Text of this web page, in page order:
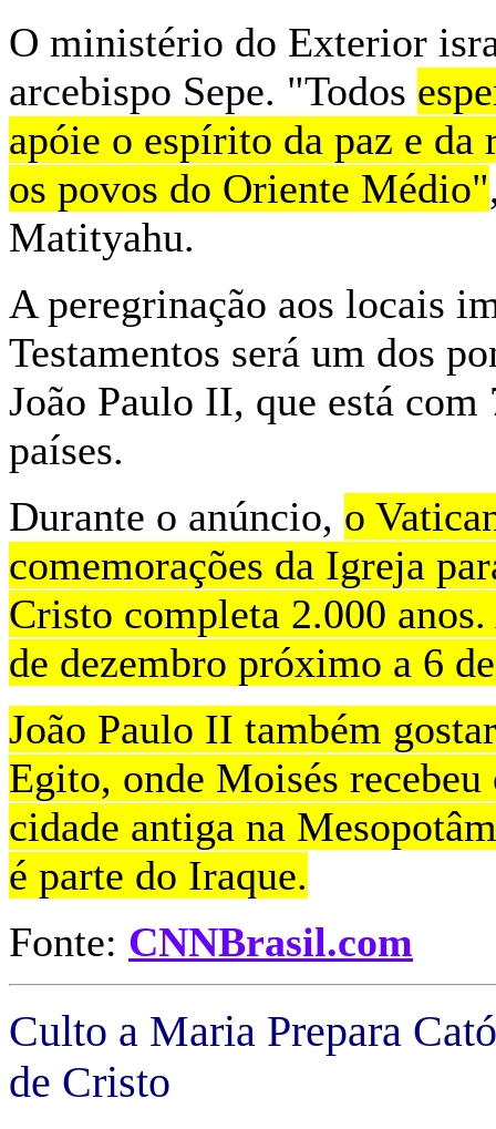
O ministério do Exterior
arcebispo Sepe. "Todos
apóie o espírito da paz e
os povos do Oriente Médio"
Matityahu.
A peregrinação aos locais
Testamentos será um dos
João Paulo II, que está
países.
Durante o anúncio, o
comemorações da Igreja
Cristo completa 2.000
de dezembro próximo a 6
João Paulo II também
Egito, onde Moisés
cidade antiga na
é parte do Iraque.
Fonte: CNNBrasil.com
Culto a Maria Prepara
de Cristo